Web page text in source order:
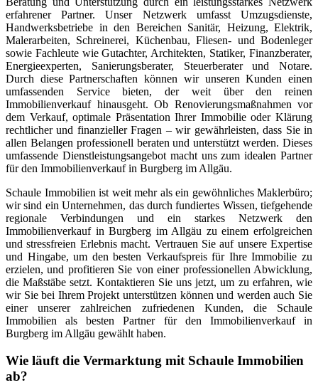
erfahrener Partner. Unser Netzwerk umfasst Umzugsdienste,
Handwerksbetriebe in den Bereichen Sanitär, Heizung, Elektrik,
Malerarbeiten, Schreinerei, Küchenbau, Fliesen- und Bodenleger
sowie Fachleute wie Gutachter, Architekten, Statiker, Finanzberater,
Energieexperten, Sanierungsberater, Steuerberater und Notare.
Durch diese Partnerschaften können wir unseren Kunden einen
umfassenden Service bieten, der weit über den reinen
Immobilienverkauf hinausgeht. Ob Renovierungsmaßnahmen vor
dem Verkauf, optimale Präsentation Ihrer Immobilie oder Klärung
rechtlicher und finanzieller Fragen – wir gewährleisten, dass Sie in
allen Belangen professionell beraten und unterstützt werden. Dieses
umfassende Dienstleistungsangebot macht uns zum idealen Partner
für den Immobilienverkauf in Burgberg im Allgäu.
Schaule Immobilien ist weit mehr als ein gewöhnliches Maklerbüro;
wir sind ein Unternehmen, das durch fundiertes Wissen, tiefgehende
regionale Verbindungen und ein starkes Netzwerk den
Immobilienverkauf in Burgberg im Allgäu zu einem erfolgreichen
und stressfreien Erlebnis macht. Vertrauen Sie auf unsere Expertise
und Hingabe, um den besten Verkaufspreis für Ihre Immobilie zu
erzielen, und profitieren Sie von einer professionellen Abwicklung,
die Maßstäbe setzt. Kontaktieren Sie uns jetzt, um zu erfahren, wie
wir Sie bei Ihrem Projekt unterstützen können und werden auch Sie
einer unserer zahlreichen zufriedenen Kunden, die Schaule
Immobilien als besten Partner für den Immobilienverkauf in
Burgberg im Allgäu gewählt haben.
Wie läuft die Vermarktung mit Schaule Immobilien
ab?